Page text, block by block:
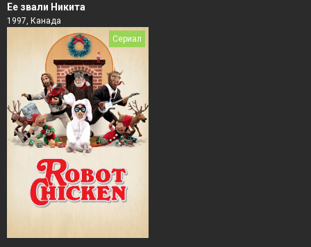
Ее звали Никита
1997, Канада
Сериал